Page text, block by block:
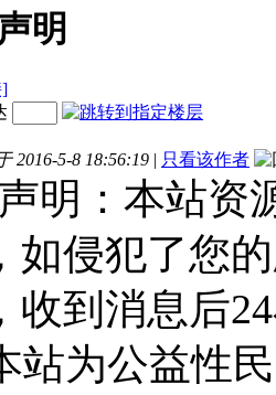
明
]
2016-5-8 18:56:19 | 只看该作者
声明：本站资
如侵犯了您
收到消息后
为公益性